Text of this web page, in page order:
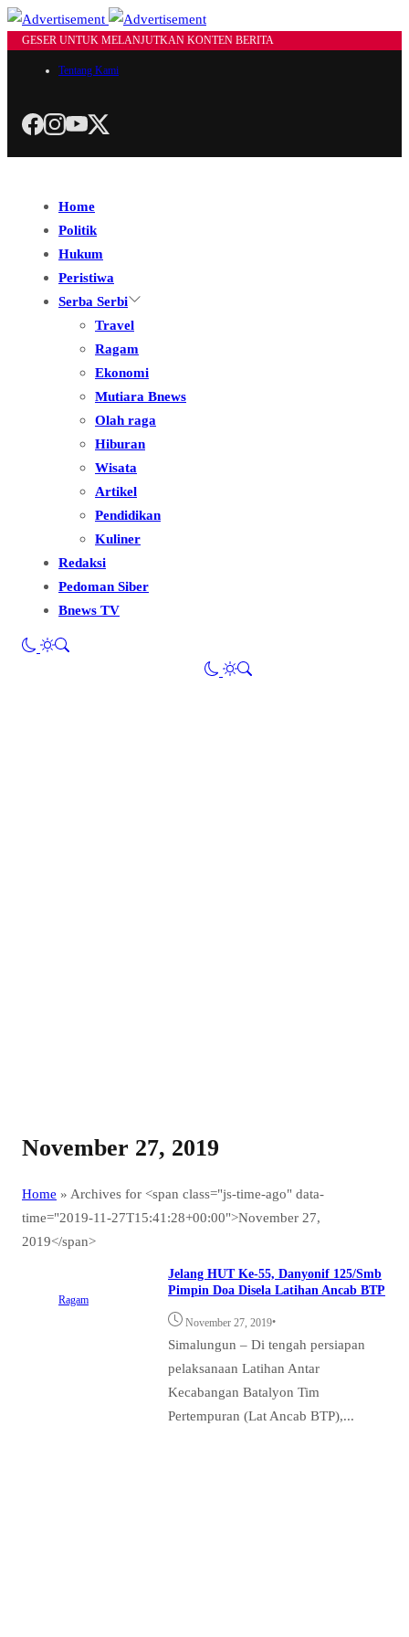
GESER UNTUK MELANJUTKAN KONTEN BERITA
Tentang Kami
Home
Politik
Hukum
Peristiwa
Serba Serbi
Travel
Ragam
Ekonomi
Mutiara Bnews
Olah raga
Hiburan
Wisata
Artikel
Pendidikan
Kuliner
Redaksi
Pedoman Siber
Bnews TV
November 27, 2019
Home » Archives for <span class="js-time-ago" data-
time="2019-11-27T15:41:28+00:00">November 27,
2019</span>
Ragam
Jelang HUT Ke-55, Danyonif 125/Smb
Pimpin Doa Disela Latihan Ancab BTP
November 27, 2019•
Simalungun – Di tengah persiapan
pelaksanaan Latihan Antar
Kecabangan Batalyon Tim
Pertempuran (Lat Ancab BTP),...